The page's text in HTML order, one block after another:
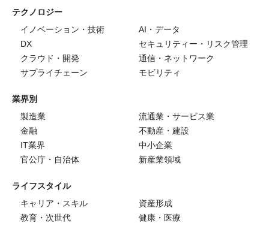
テクノロジー
イノベーション・技術
AI・データ
DX
セキュリティー・リスク管理
クラウド・開発
通信・ネットワーク
サプライチェーン
モビリティ
業界別
製造業
流通業・サービス業
金融
不動産・建設
IT業界
中小企業
官公庁・自治体
新産業領域
ライフスタイル
キャリア・スキル
資産形成
教育・次世代
健康・医療